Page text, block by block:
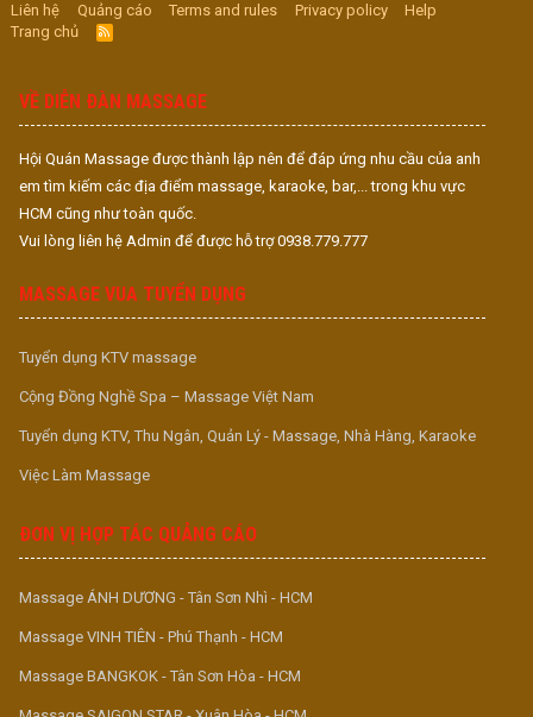
Liên hệ
Quảng cáo Terms and rules Privacy policy
Help
Trang chủ
R
S
VỀ DIỄN ĐÀN MASSAGE
Hội Quán Massage được thành lập nên để đáp ứng nhu cầu của anh
em tìm kiếm các địa điểm massage, karaoke, bar,... trong khu vực
HCM cũng như toàn quốc.
Vui lòng liên hệ Admin để được hỗ trợ 0938.779.777
MASSAGE VUA TUYỂN DỤNG
Tuyển dụng KTV massage
Cộng Đồng Nghề Spa – Massage Việt Nam
Tuyển dụng KTV, Thu Ngân, Quản Lý - Massage, Nhà Hàng, Karaoke
Việc Làm Massage
ĐƠN VỊ HỢP TÁC QUẢNG CÁO
Massage ÁNH DƯƠNG - Tân Sơn Nhì - HCM
Massage VINH TIÊN - Phú Thạnh - HCM
Massage BANGKOK - Tân Sơn Hòa - HCM